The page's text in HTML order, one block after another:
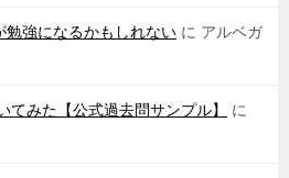
強になるかもしれない に アルベガ
てみた【公式過去問サンプル】
に